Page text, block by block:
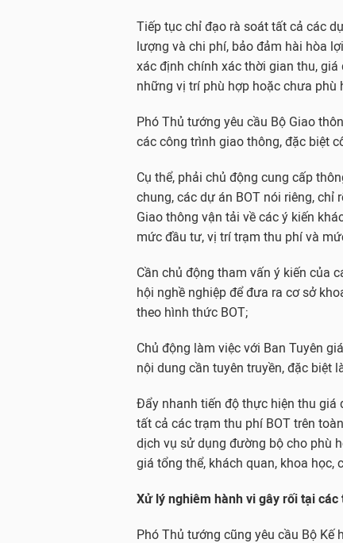
Tiếp tục chỉ đạo rà soát tất cả các
lượng và chi phí, bảo đảm hài hòa
xác định chính xác thời gian thu,
những vị trí phù hợp hoặc chưa phù
Phó Thủ tướng yêu cầu Bộ Giao
các công trình giao thông, đặc biệt
Cụ thể, phải chủ động cung cấp
chung, các dự án BOT nói riêng,
Giao thông vận tải về các ý kiến
mức đầu tư, vị trí trạm thu phí và
Cần chủ động tham vấn ý kiến của
hội nghề nghiệp để đưa ra cơ sở
theo hình thức BOT;
Chủ động làm việc với Ban Tuyên
nội dung cần tuyên truyền, đặc biệt
Đẩy nhanh tiến độ thực hiện thu giá
tất cả các trạm thu phí BOT trên
dịch vụ sử dụng đường bộ cho phù
giá tổng thể, khách quan, khoa
Xử lý nghiêm hành vi gây rối tại các
Phó Thủ tướng cũng yêu cầu Bộ